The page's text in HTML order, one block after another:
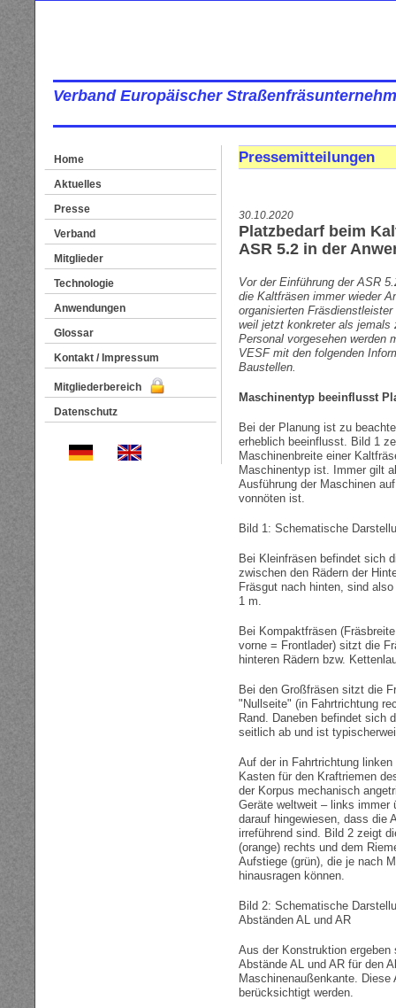
Verband Europäischer
Home
Aktuelles
Presse
Verband
Mitglieder
Technologie
Anwendungen
Glossar
Kontakt / Impressum
Mitgliederbereich
Datenschutz
Pressemitteilungen
30.10.2020
Platzbedarf beim
ASR 5.2 in der
Vor der Einführung der ASR
die Kaltfräsen immer wieder
organisierten
weil jetzt konkreter als
Personal vorgesehen werden
VESF mit den folgenden
Baustellen.
Maschinentyp beeinflusst
Bei der Planung ist zu
erheblich beeinflusst. Bild 1
Maschinenbreite einer
Maschinentyp ist. Immer gilt
Ausführung der Maschinen
vonnöten ist.
Bild 1: Schematische
Bei Kleinfräsen befindet sich
zwischen den Rädern der
Fräsgut nach hinten, sind
1 m.
Bei Kompaktfräsen
vorne = Frontlader) sitzt die
hinteren Rädern bzw.
Bei den Großfräsen sitzt die
"Nullseite" (in Fahrtrichtung
Rand. Daneben befindet sich
seitlich ab und ist
Auf der in Fahrtrichtung
Kasten für den Kraftriemen
der Korpus mechanisch
Geräte weltweit – links immer
darauf hingewiesen, dass die
irreführend sind. Bild 2 zeigt
(orange) rechts und dem
Aufstiege (grün), die je nach
hinausragen können.
Bild 2: Schematische
Abständen AL und AR
Aus der Konstruktion
Abstände AL und AR für den
Maschinenaußenkante.
berücksichtigt werden.